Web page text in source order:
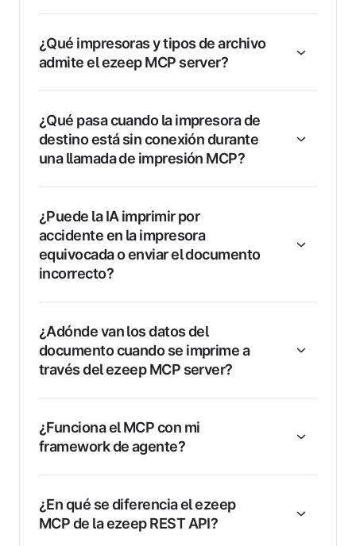
¿Qué impresoras y tipos de archivo
admite el ezeep MCP server?
¿Qué pasa cuando la impresora de
destino está sin conexión durante
una llamada de impresión MCP?
¿Puede la IA imprimir por
accidente en la impresora
equivocada o enviar el documento
incorrecto?
¿Adónde van los datos del
documento cuando se imprime a
través del ezeep MCP server?
¿Funciona el MCP con mi
framework de agente?
¿En qué se diferencia el ezeep
MCP de la ezeep REST API?